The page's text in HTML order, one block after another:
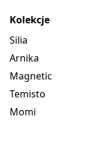
Kolekcje
Silia
Arnika
Magnetic
Temisto
Momi